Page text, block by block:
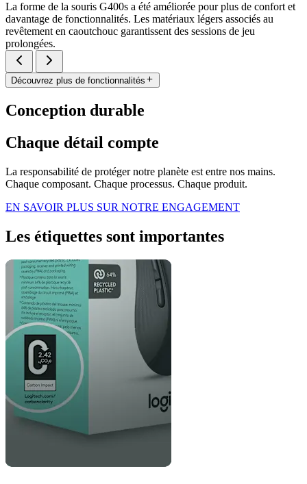
La forme de la souris G400s a été améliorée pour plus de confort et
davantage de fonctionnalités. Les matériaux légers associés au
revêtement en caoutchouc garantissent des sessions de jeu
prolongées.
Découvrez plus de fonctionnalités
Conception durable
Chaque détail compte
La responsabilité de protéger notre planète est entre nos mains.
Chaque composant. Chaque processus. Chaque produit.
EN SAVOIR PLUS SUR NOTRE ENGAGEMENT
Les étiquettes sont importantes